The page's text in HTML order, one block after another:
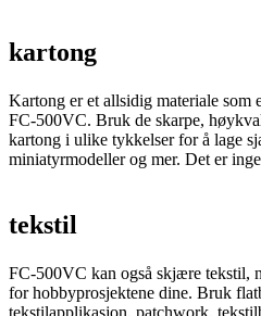
kartong
Kartong er et allsidig materiale som
FC-500VC. Bruk de skarpe,
kartong i ulike tykkelser for å lage
miniatyrmodeller og mer. Det er
tekstil
FC-500VC kan også skjære tekstil,
for hobbyprosjektene dine. Bruk
tekstilapplikasjon, patchwork,